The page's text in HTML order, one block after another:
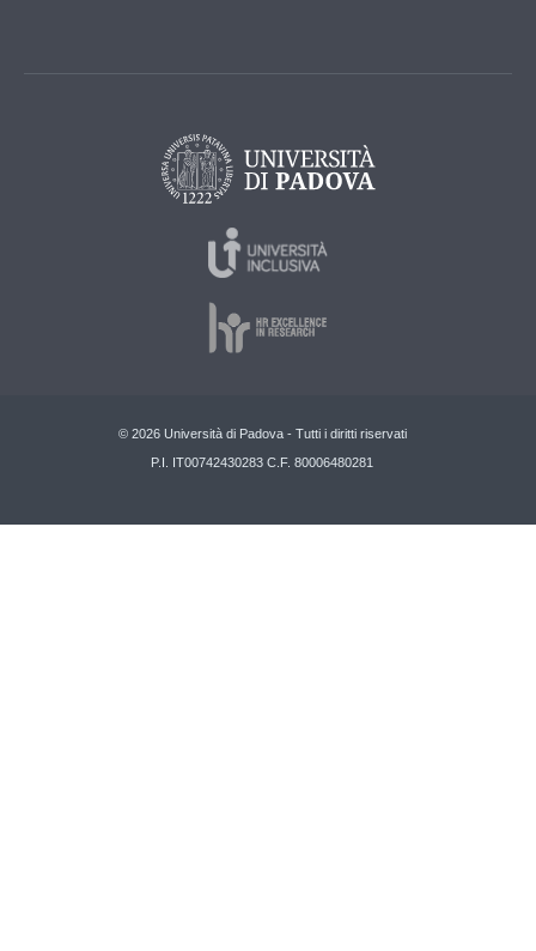
© 2026 Università di Padova - Tutti i diritti riservati
P.I. IT00742430283 C.F. 80006480281